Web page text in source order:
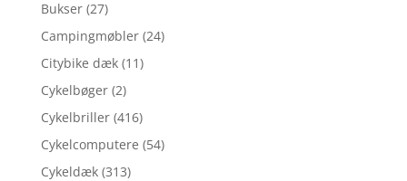
Bukser (27)
Campingmøbler (24)
Citybike dæk (11)
Cykelbøger (2)
Cykelbriller (416)
Cykelcomputere (54)
Cykeldæk (313)